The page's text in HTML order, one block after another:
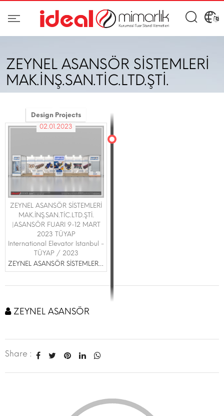
ZEYNEL ASANSÖR SİSTEMLERİ
MAK.İNŞ.SAN.TİC.LTD.ŞTİ.
Design Projects
02.01.2023
ZEYNEL ASANSÖR SİSTEMLERİ
MAK.İNŞ.SAN.TİC.LTD.ŞTİ.
|ASANSÖR FUARI 9-12 MART
2023 TÜYAP
International Elevator Istanbul -
TÜYAP / 2023
ZEYNEL ASANSÖR SİSTEMLERİ MAK.İNŞ.SAN.TİC.LTD.ŞTİ.
ZEYNEL ASANSÖR
Share :